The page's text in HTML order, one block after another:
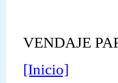
VENDAJE
[Inicio]